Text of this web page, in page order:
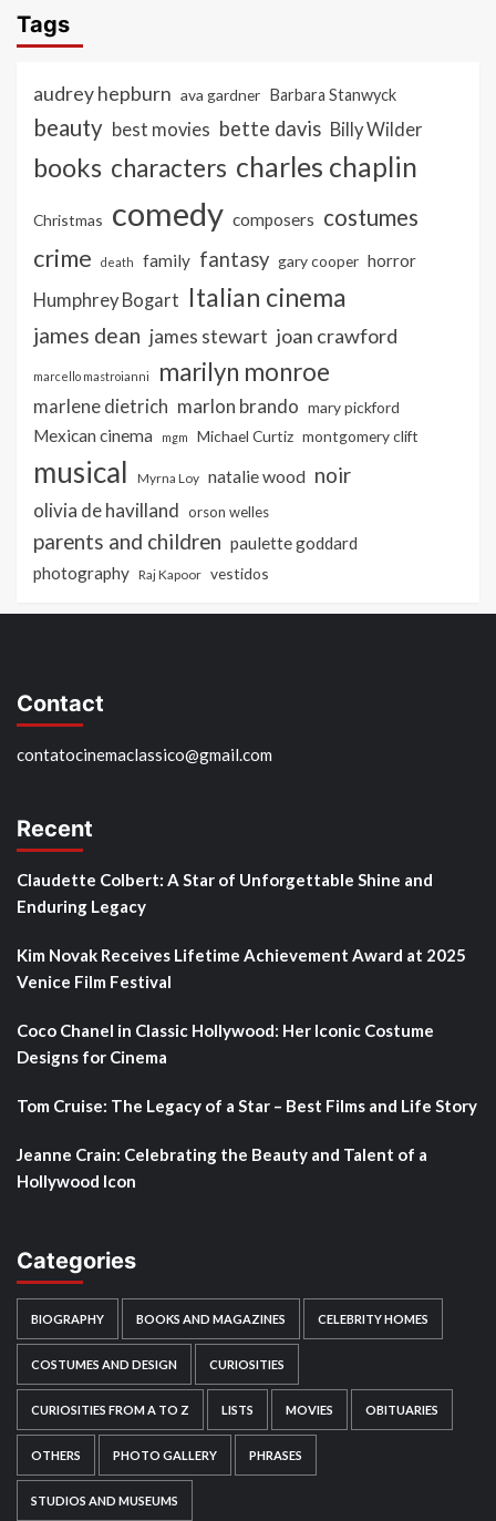
Tags
audrey hepburn ava gardner Barbara Stanwyck
beauty best movies bette davis Billy Wilder
books characters charles chaplin
Christmas comedy composers costumes
crime death family fantasy gary cooper horror
Humphrey Bogart Italian cinema
james dean james stewart joan crawford
marcello mastroianni marilyn monroe
marlene dietrich marlon brando mary pickford
Mexican cinema mgm Michael Curtiz montgomery clift
musical Myrna Loy natalie wood noir
olivia de havilland orson welles
parents and children paulette goddard
photography Raj Kapoor vestidos
Contact
contatocinemaclassico@gmail.com
Recent
Claudette Colbert: A Star of Unforgettable Shine and
Enduring Legacy
Kim Novak Receives Lifetime Achievement Award at 2025
Venice Film Festival
Coco Chanel in Classic Hollywood: Her Iconic Costume
Designs for Cinema
Tom Cruise: The Legacy of a Star – Best Films and Life Story
Jeanne Crain: Celebrating the Beauty and Talent of a
Hollywood Icon
Categories
BIOGRAPHY BOOKS AND MAGAZINES CELEBRITY HOMES
COSTUMES AND DESIGN CURIOSITIES
CURIOSITIES FROM A TO Z LISTS MOVIES OBITUARIES
OTHERS PHOTO GALLERY PHRASES
STUDIOS AND MUSEUMS